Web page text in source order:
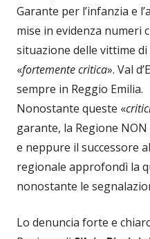
Garante per l’infanzia e
mise in evidenza numeri
situazione delle vittime di
«fortemente critica». Val
sempre in Reggio Emilia.
Nonostante queste «
garante, la Regione
e neppure il successore
regionale approfondì la
nonostante le
Lo denuncia forte e